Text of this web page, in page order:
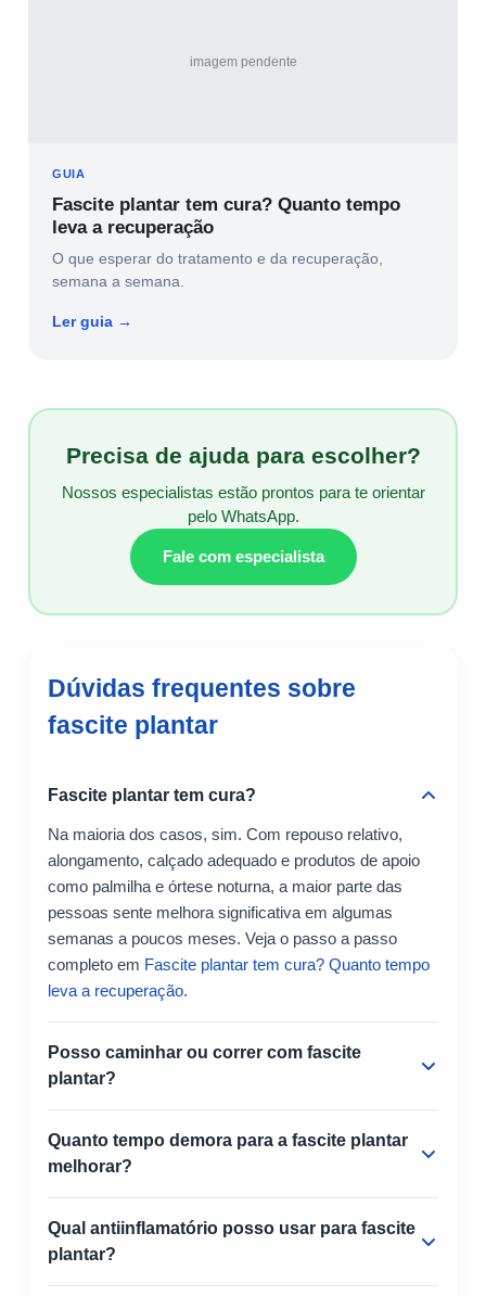
imagem pendente
GUIA
Fascite plantar tem cura? Quanto tempo
leva a recuperação
O que esperar do tratamento e da recuperação,
semana a semana.
Ler guia →
Precisa de ajuda para escolher?
Nossos especialistas estão prontos para te orientar
pelo WhatsApp.
Fale com especialista
Dúvidas frequentes sobre
fascite plantar
Fascite plantar tem cura?
Na maioria dos casos, sim. Com repouso relativo,
alongamento, calçado adequado e produtos de apoio
como palmilha e órtese noturna, a maior parte das
pessoas sente melhora significativa em algumas
semanas a poucos meses. Veja o passo a passo
completo em Fascite plantar tem cura? Quanto tempo
leva a recuperação.
Posso caminhar ou correr com fascite
plantar?
Quanto tempo demora para a fascite plantar
melhorar?
Qual antiinflamatório posso usar para fascite
plantar?